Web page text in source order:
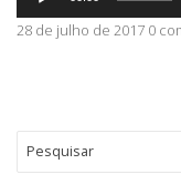
áudio
28 de julho de 2017 0